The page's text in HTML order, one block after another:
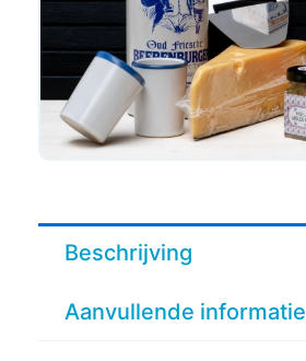
Beschrijving
Aanvullende informatie